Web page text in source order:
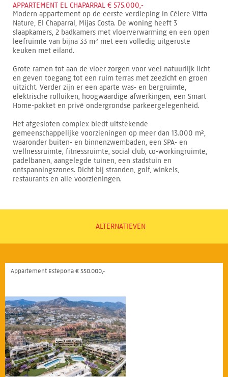
APPARTEMENT EL CHAPARRAL € 575.000,-
Modern appartement op de eerste verdieping in Célere Vitta
Nature, El Chaparral, Mijas Costa. De woning heeft 3
slaapkamers, 2 badkamers met vloerverwarming en een open
leefruimte van bijna 33 m² met een volledig uitgeruste
keuken met eiland.
Grote ramen tot aan de vloer zorgen voor veel natuurlijk licht
en geven toegang tot een ruim terras met zeezicht en groen
uitzicht. Verder zijn er een aparte was- en bergruimte,
elektrische rolluiken, hoogwaardige afwerkingen, een Smart
Home-pakket en privé ondergrondse parkeergelegenheid.
Het afgesloten complex biedt uitstekende
gemeenschappelijke voorzieningen op meer dan 13.000 m²,
waaronder buiten- en binnenzwembaden, een SPA- en
wellnessruimte, fitnessruimte, social club, co-workingruimte,
padelbanen, aangelegde tuinen, een stadstuin en
ontspanningszones. Dicht bij stranden, golf, winkels,
restaurants en alle voorzieningen.
ALTERNATIEVEN
Appartement Estepona € 550.000,-